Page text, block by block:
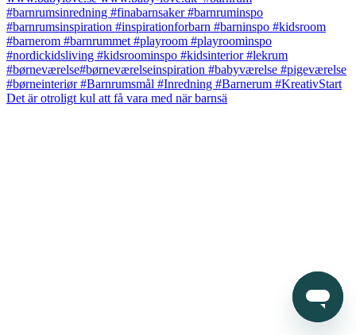
Det är otroligt kul att få vara med när barnsä